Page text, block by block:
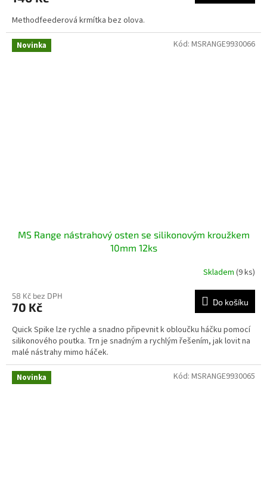
Methodfeederová krmítka bez olova.
Novinka
MS Range nástrahový osten se silikonovým kroužkem
10mm 12ks
Skladem (9 ks)
58 Kč bez DPH
70 Kč Do košíku
Quick Spike lze rychle a snadno připevnit k obloučku háčku pomocí
silikonového poutka. Trn je snadným a rychlým řešením, jak lovit na
malé nástrahy mimo háček.
Kód: MSRANGE9930066
Novinka Kód: MSRANGE9930065